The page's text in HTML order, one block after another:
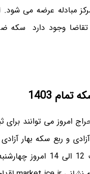
مبادله عرضه می شود.
1403
امروز می توانند
بانک مرکزی از ساعت 12